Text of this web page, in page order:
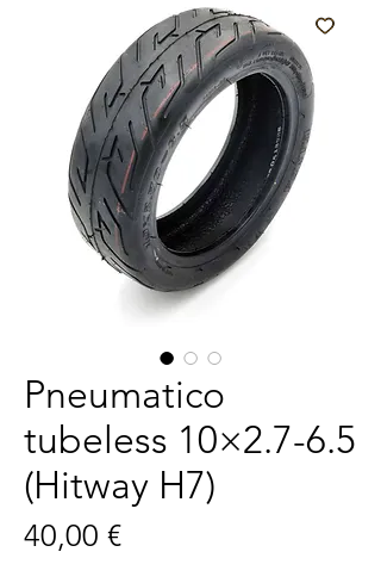
Pneumatico
tubeless 10×2.7-6.5
(Hitway H7)
40,00 €Prezzo